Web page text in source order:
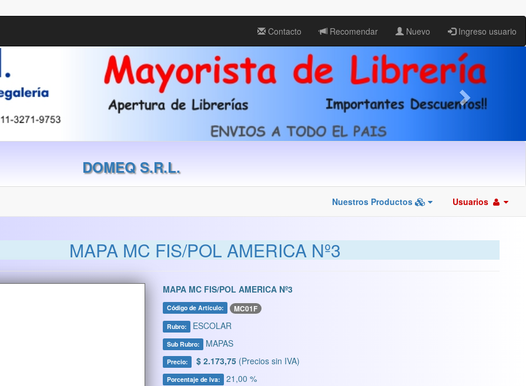
Contacto Recomendar Nuevo Ingreso usuario
DOMEQ S.R.L.
Nuestros Productos Usuarios
MAPA MC FIS/POL AMERICA Nº3
MAPA MC FIS/POL AMERICA Nº3
Código de Artículo: MC01F
Rubro: ESCOLAR
Sub Rubro: MAPAS
Precio: $ 2.173,75 (Precios sin IVA)
Porcentaje de Iva: 21,00 %